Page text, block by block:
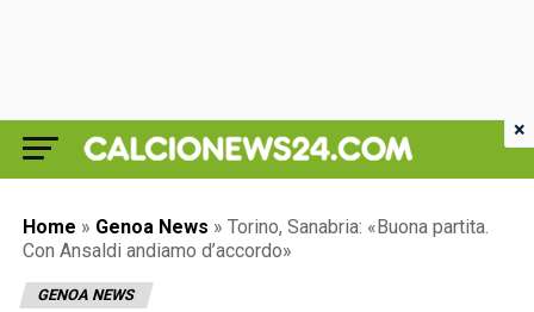
Home » Genoa News » Torino, Sanabria: «Buona partita.
Con Ansaldi andiamo d’accordo»
GENOA NEWS
×